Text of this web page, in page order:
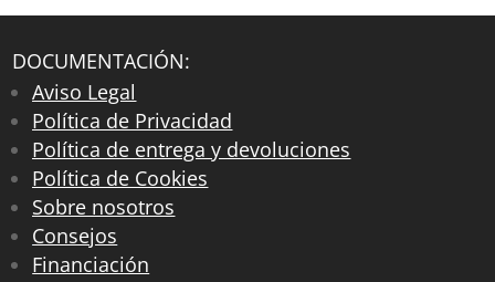
DOCUMENTACIÓN:
Aviso Legal
Política de Privacidad
Política de entrega y devoluciones
Política de Cookies
Sobre nosotros
Consejos
Financiación